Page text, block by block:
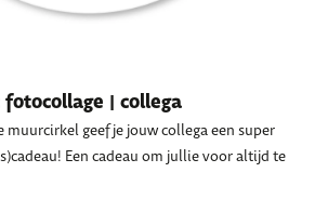
| collega
muurcirkel geef je jouw collega een super
Een cadeau om jullie voor altijd te